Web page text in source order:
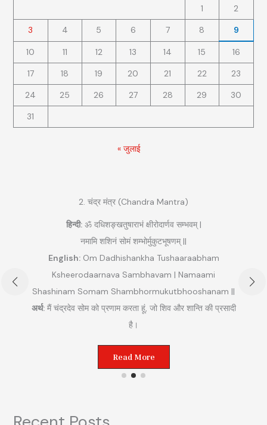
1
2
3
4 5 6 7 8 9
10 11 12 13 14 15
16
17
18 19 20 21 22
23
24
25 26 27 28 29
30
31
« जुलाई
2. चंद्र मंत्र (Chandra Mantra)
हिन्दी:ॐ दधिशङ्खतुषाराभं क्षीरोदार्णव सम्भवम् |
नमामि शशिनं सोमं शम्भोर्मुकुटभूषणम् ||
English:Om Dadhishankha Tushaaraabham
Ksheerodaarnava Sambhavam | Namaami
Shashinam Somam Shambhormukutbhooshanam ||
अर्थ:मैं चंद्रदेव सोम को प्रणाम करता हूं, जो शिव और शान्ति की प्रसादी
है।
Read More